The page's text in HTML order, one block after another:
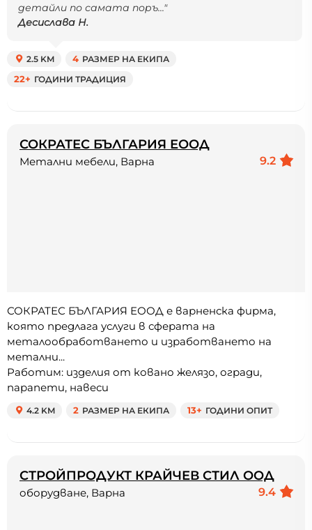
детайли по самата поръ..."
Десислава Н.
2.5 KM 4 РАЗМЕР НА ЕКИПА
22+ ГОДИНИ ТРАДИЦИЯ
СОКРАТЕС БЪЛГАРИЯ ЕООД
9.2
Метални мебели, Варна
СОКРАТЕС БЪЛГАРИЯ ЕООД е варненска фирма,
която предлага услуги в сферата на
металообработването и изработването на
метални...
Работим: изделия от ковано желязо, огради,
парапети, навеси
4.2 KM 2 РАЗМЕР НА ЕКИПА 13+ ГОДИНИ ОПИТ
СТРОЙПРОДУКТ КРАЙЧЕВ СТИЛ ООД
9.4
оборудване, Варна